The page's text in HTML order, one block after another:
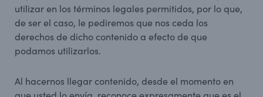
utilizar en los términos legales permitidos, por lo que,
de ser el caso, le pediremos que nos ceda los
derechos de dicho contenido a efecto de que
podamos utilizarlos.
Al hacernos llegar contenido, desde el momento en